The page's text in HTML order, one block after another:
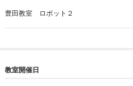
豊田教室 ロボット２
教室開催日